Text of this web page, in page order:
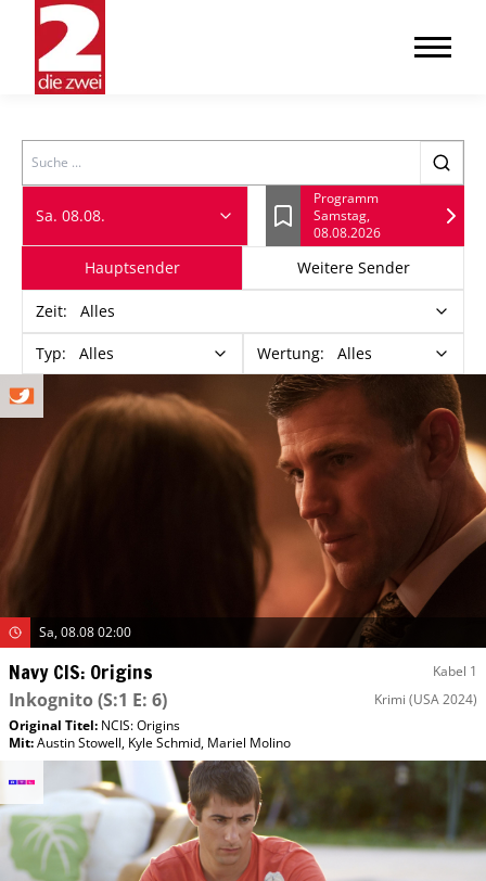
Search
Sa. 08.08. Lesezeichen
Programm
Samstag,
08.08.2026
Hauptsender Weitere Sender
Zeit: Alles
Typ: Alles Wertung: Alles
Sa, 08.08 02:00
Navy CIS: Origins Kabel 1
Inkognito(S:1 E: 6) Krimi (USA 2024)
Original Titel: NCIS: Origins
Mit:Austin Stowell, Kyle Schmid, Mariel Molino